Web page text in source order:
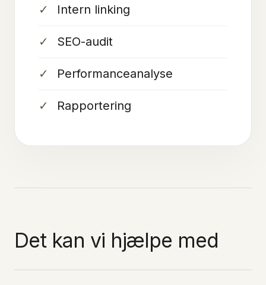
Intern linking
SEO-audit
Performanceanalyse
Rapportering
Det kan vi hjælpe med